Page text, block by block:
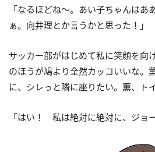
「なるほどね～。あい子ちゃんはあ
ぁ。向井理とか言うかと思った！」
サッカー部がはじめて私に笑顔を向
のほうが鳩より全然カッコいいな。
に、シレっと隣に座りたい。薫、ト
「はい！ 私は絶対に絶対に、ジョ